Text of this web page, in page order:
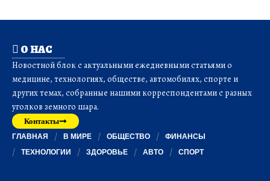
О НАС
Новостной блок с актуальными ежедневными статьями о
медицине, технологиях, обществе, автомобилях, спорте и
других темах, собранные нашими корреспондентами с разных
уголков земного шара.
Контакты
ГЛАВНАЯ В МИРЕ ОБЩЕСТВО
ФИНАНСЫ
ТЕХНОЛОГИИ
ЗДОРОВЬЕ АВТО СПОРТ